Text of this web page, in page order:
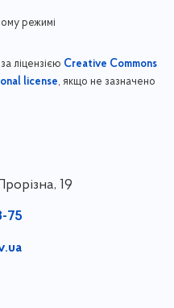
режимі
ліцензією Creative Commons
license, якщо не зазначено
19
75